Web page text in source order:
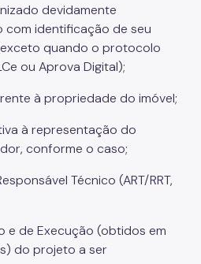
devidamente
com identificação de seu
quando o protocolo
ou Aprova Digital);
à propriedade do imóvel;
à representação do
conforme o caso;
Técnico (ART/RRT,
e de Execução (obtidos em
do projeto a ser